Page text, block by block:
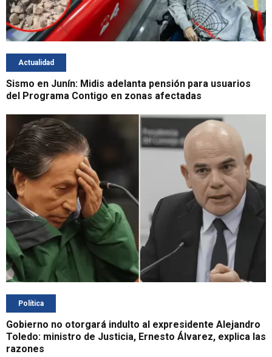
Actualidad
Sismo en Junín: Midis adelanta pensión para usuarios
del Programa Contigo en zonas afectadas
Política
Gobierno no otorgará indulto al expresidente Alejandro
Toledo: ministro de Justicia, Ernesto Álvarez, explica las
razones